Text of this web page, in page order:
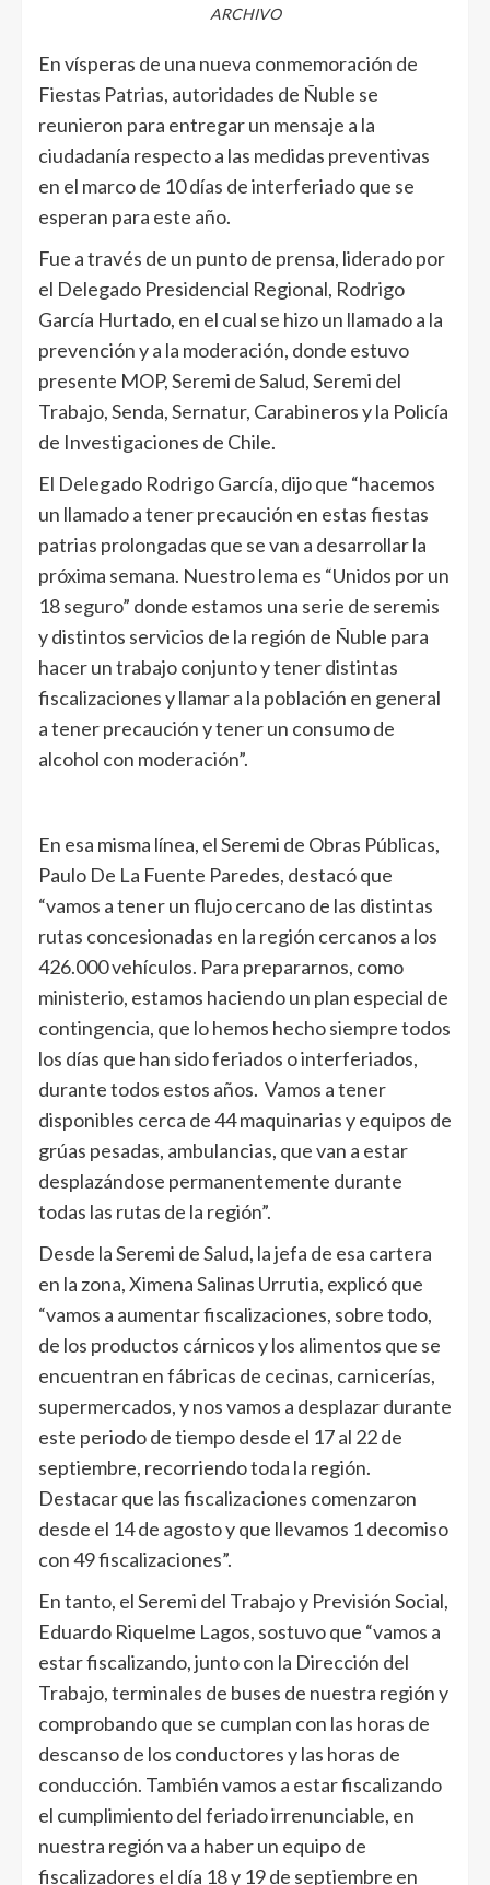
ARCHIVO
En vísperas de una nueva conmemoración de
Fiestas Patrias, autoridades de Ñuble se
reunieron para entregar un mensaje a la
ciudadanía respecto a las medidas preventivas
en el marco de 10 días de interferiado que se
esperan para este año.
Fue a través de un punto de prensa, liderado por
el Delegado Presidencial Regional, Rodrigo
García Hurtado, en el cual se hizo un llamado a la
prevención y a la moderación, donde estuvo
presente MOP, Seremi de Salud, Seremi del
Trabajo, Senda, Sernatur, Carabineros y la Policía
de Investigaciones de Chile.
El Delegado Rodrigo García, dijo que “hacemos
un llamado a tener precaución en estas fiestas
patrias prolongadas que se van a desarrollar la
próxima semana. Nuestro lema es “Unidos por un
18 seguro” donde estamos una serie de seremis
y distintos servicios de la región de Ñuble para
hacer un trabajo conjunto y tener distintas
fiscalizaciones y llamar a la población en general
a tener precaución y tener un consumo de
alcohol con moderación”.
En esa misma línea, el Seremi de Obras Públicas,
Paulo De La Fuente Paredes, destacó que
“vamos a tener un flujo cercano de las distintas
rutas concesionadas en la región cercanos a los
426.000 vehículos. Para prepararnos, como
ministerio, estamos haciendo un plan especial de
contingencia, que lo hemos hecho siempre todos
los días que han sido feriados o interferiados,
durante todos estos años. Vamos a tener
disponibles cerca de 44 maquinarias y equipos de
grúas pesadas, ambulancias, que van a estar
desplazándose permanentemente durante
todas las rutas de la región”.
Desde la Seremi de Salud, la jefa de esa cartera
en la zona, Ximena Salinas Urrutia, explicó que
“vamos a aumentar fiscalizaciones, sobre todo,
de los productos cárnicos y los alimentos que se
encuentran en fábricas de cecinas, carnicerías,
supermercados, y nos vamos a desplazar durante
este periodo de tiempo desde el 17 al 22 de
septiembre, recorriendo toda la región.
Destacar que las fiscalizaciones comenzaron
desde el 14 de agosto y que llevamos 1 decomiso
con 49 fiscalizaciones”.
En tanto, el Seremi del Trabajo y Previsión Social,
Eduardo Riquelme Lagos, sostuvo que “vamos a
estar fiscalizando, junto con la Dirección del
Trabajo, terminales de buses de nuestra región y
comprobando que se cumplan con las horas de
descanso de los conductores y las horas de
conducción. También vamos a estar fiscalizando
el cumplimiento del feriado irrenunciable, en
nuestra región va a haber un equipo de
fiscalizadores el día 18 y 19 de septiembre en